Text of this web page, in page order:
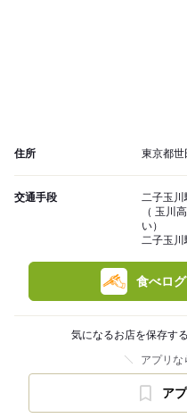
住所 東京都
交通手段
二子玉
（ 玉川
い）
二子玉
食べロ
気になるお店を保存す
アプリな
ア